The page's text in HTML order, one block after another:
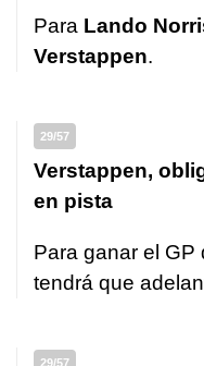
Para Lando
Verstappen.
29/57
Verstappen,
en pista
Para ganar el GP
tendrá que
29/57